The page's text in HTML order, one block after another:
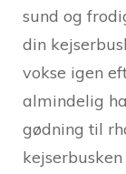
sund og
din
vokse igen
almindelig
gødning til